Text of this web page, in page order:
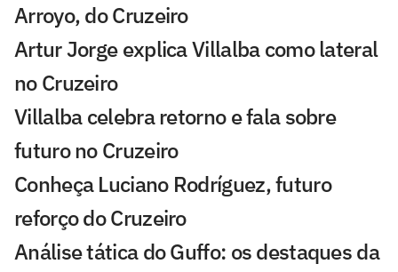
Arroyo, do Cruzeiro
Artur Jorge explica Villalba como lateral
no Cruzeiro
Villalba celebra retorno e fala sobre
futuro no Cruzeiro
Conheça Luciano Rodríguez, futuro
reforço do Cruzeiro
Análise tática do Guffo: os destaques da